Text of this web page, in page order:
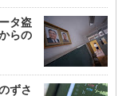
タ盗
らの
ずさ